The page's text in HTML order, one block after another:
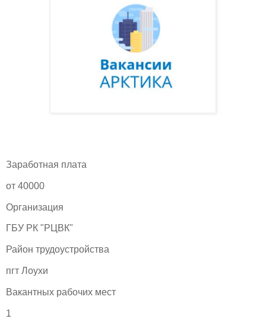
Заработная плата
от 40000
Организация
ГБУ РК "РЦВК"
Район трудоустройства
пгт Лоухи
Вакантных рабочих мест
1